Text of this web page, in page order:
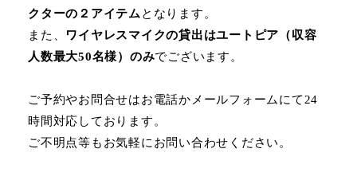
クターの２アイテム となります。
また、
ワイヤレスマイクの貸出はユートピア（収容
人数最大50名様）のみでございます。
ご予約やお問合せはお電話かメールフォームにて24
時間対応しております。
ご不明点等もお気軽にお問い合わせください。